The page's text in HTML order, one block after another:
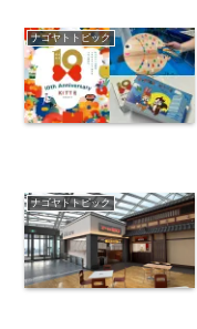
ナゴヤトトピック
ナゴヤトトピック